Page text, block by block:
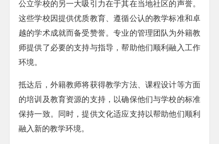
公立学校的另一大吸引力在于其在当地社区的声誉。
这些学校因提供优质教育、遵循公认的教学标准和卓
越的学术成就而备受赞誉。专业的管理团队为外籍教
师提供了必要的支持与指导，帮助他们顺利融入工作
环境。
抵达后，外籍教师将获得教学方法、课程设计等方面
的培训及教育资源的支持，以确保他们与学校的标准
保持一致。同时，提供文化适应支持以帮助他们顺利
融入新的教学环境。